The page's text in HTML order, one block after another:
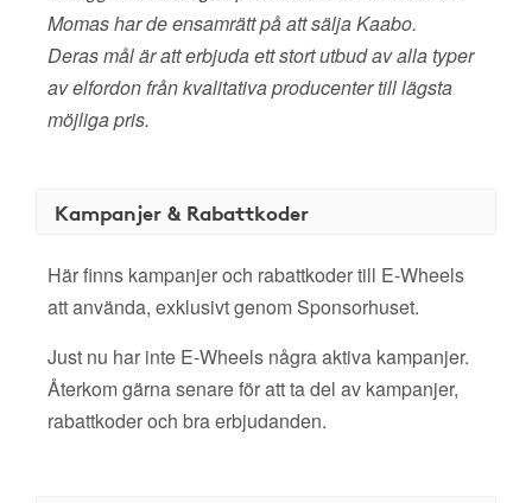
Momas har de ensamrätt på att sälja Kaabo.
Deras mål är att erbjuda ett stort utbud av alla typer
av elfordon från kvalitativa producenter till lägsta
möjliga pris.
Kampanjer & Rabattkoder
Här finns kampanjer och rabattkoder till E-Wheels
att använda, exklusivt genom Sponsorhuset.
Just nu har inte E-Wheels några aktiva kampanjer.
Återkom gärna senare för att ta del av kampanjer,
rabattkoder och bra erbjudanden.